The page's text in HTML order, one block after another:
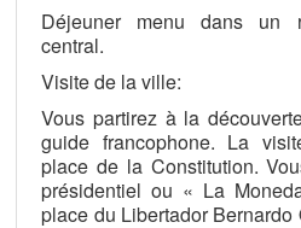
Déjeuner menu dans un
central.
Visite de la ville:
Vous partirez à la
guide francophone. La
place de la Constitution.
présidentiel ou « La
place du Libertador Bernardo